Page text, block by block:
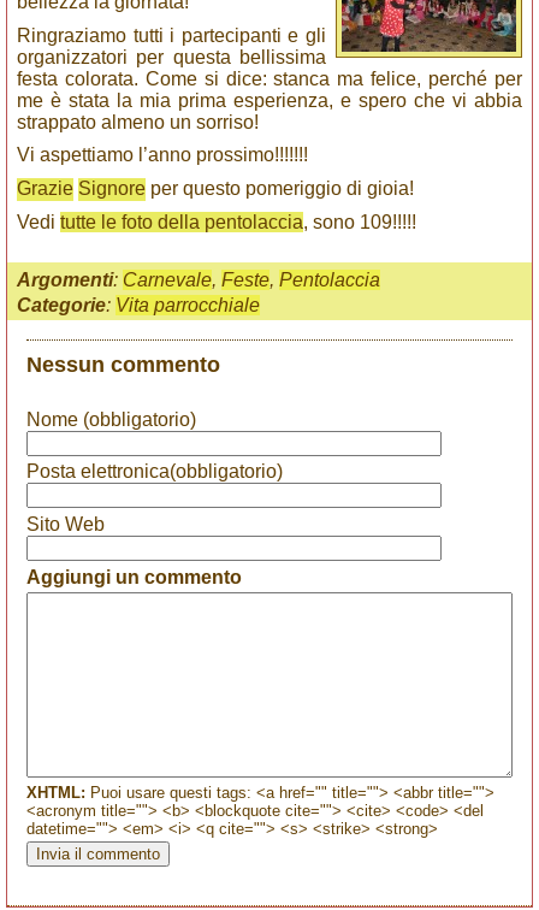
Ringraziamo tutti i partecipanti e gli
organizzatori per questa bellissima
festa colorata. Come si dice: stanca ma felice, perché per
me è stata la mia prima esperienza, e spero che vi abbia
strappato almeno un sorriso!
Vi aspettiamo l’anno prossimo!!!!!!!
Grazie Signore per questo pomeriggio di gioia!
Vedi tutte le foto della pentolaccia, sono 109!!!!!
Argomenti: Carnevale, Feste, Pentolaccia
Categorie: Vita parrocchiale
Nessun commento
Nome (obbligatorio)
Posta elettronica(obbligatorio)
Sito Web
Aggiungi un commento
XHTML: Puoi usare questi tags: <a href="" title=""> <abbr title="">
<acronym title=""> <b> <blockquote cite=""> <cite> <code> <del
datetime=""> <em> <i> <q cite=""> <s> <strike> <strong>